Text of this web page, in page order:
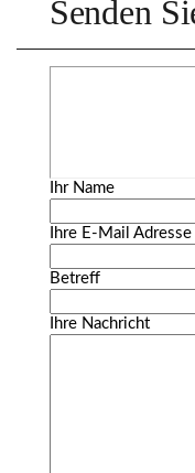
Senden
Ihr Name
Ihre E-Mail Adresse
Betreff
Ihre Nachricht